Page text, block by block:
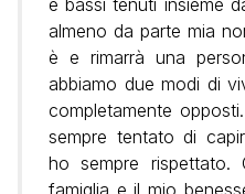
e bassi tenuti insieme
almeno da parte mia
è e rimarrà una
abbiamo due modi di
completamente
sempre tentato di
ho sempre